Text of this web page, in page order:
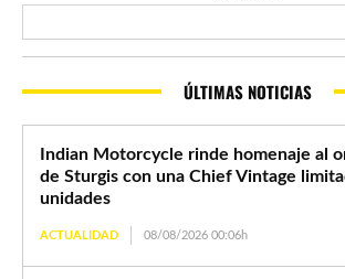
ÚLTIMAS NOTICIAS
Indian Motorcycle rinde homenaje al
de Sturgis con una Chief Vintage
unidades
ACTUALIDAD 08/08/2026 00:06h